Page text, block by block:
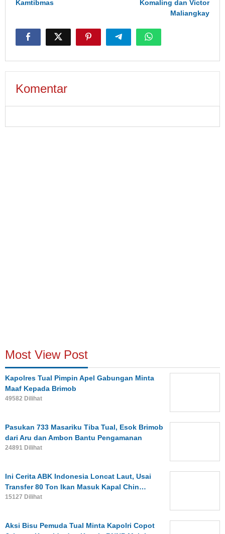
Kamtibmas
Komaling dan Victor
Maliangkay
Komentar
Most View Post
Kapolres Tual Pimpin Apel Gabungan Minta
Maaf Kepada Brimob
49582 Dilihat
Pasukan 733 Masariku Tiba Tual, Esok Brimob
dari Aru dan Ambon Bantu Pengamanan
24891 Dilihat
Ini Cerita ABK Indonesia Loncat Laut, Usai
Transfer 80 Ton Ikan Masuk Kapal Chin…
15127 Dilihat
Aksi Bisu Pemuda Tual Minta Kapolri Copot